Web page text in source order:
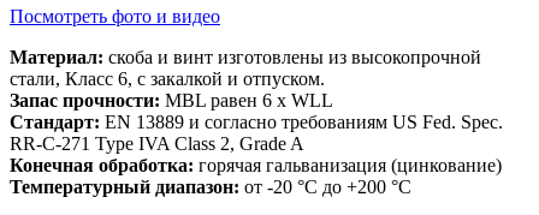
Посмотреть фото и видео
Материал: скоба и винт изготовлены из высокопрочной
стали, Класс 6, с закалкой и отпуском.
Запас прочности: MBL равен 6 x WLL
Стандарт: EN 13889 и согласно требованиям US Fed. Spec.
RR-C-271 Type IVA Class 2, Grade A
Конечная обработка: горячая гальванизация (цинкование)
Температурный диапазон: от -20 °C до +200 °C